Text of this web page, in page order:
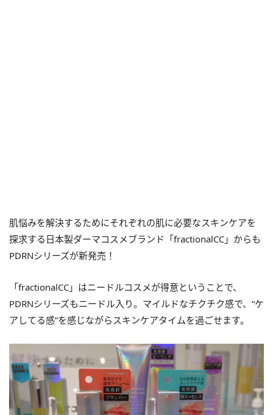
肌悩みを解決するためにそれぞれの肌に必要なスキンケアを
探求する日本製ダーマコスメブランド「fractionalCC」からも
PDRNシリーズが新発売！
「fractionalCC」はニードルコスメが得意ということで、
PDRNシリーズもニードル入り。マイルドなチクチク感で、“ケ
アしてる感”を感じながらスキンケアタイムを過ごせます。